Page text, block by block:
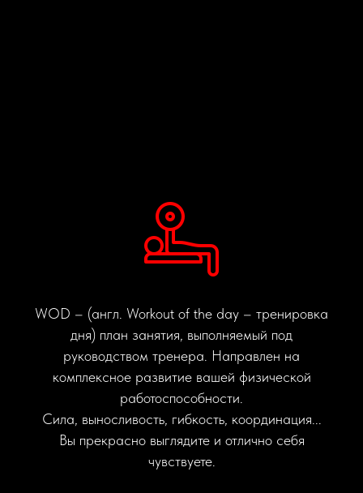
WOD – (англ. Workout of the day – тренировка
дня) план занятия, выполняемый под
руководством тренера. Направлен на
комплексное развитие вашей физической
работоспособности.
Сила, выносливость, гибкость, координация...
Вы прекрасно выглядите и отлично себя
чувствуете.